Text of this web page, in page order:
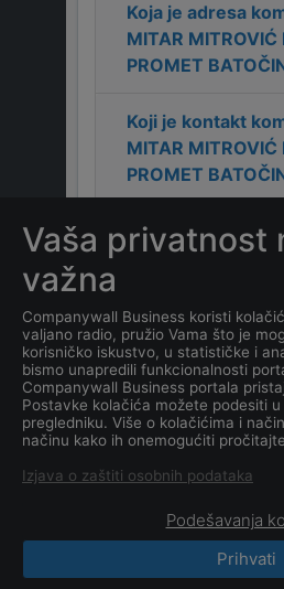
Koja je adresa
MITAR MITROVIĆ
PROMET
Koji je kontakt
MITAR MITROVIĆ
PROMET
Koliko ima
kompanija MITAR
BATOČINA?
Koji je datum
kompanijeMITAR
PR MITAR-
BATOČINA ?
CompanyWall Business ©
korišćenja |
Vaša privatnost
važna
Companywall Business koristi
valjano radio, pružio Vama što je
korisničko iskustvo, u statističke i
bismo unapredili funkcionalnosti
Companywall Business portala
Postavke kolačića možete podesiti
pregledniku. Više o kolačićima i
načinu kako ih onemogućiti
Izjava o zaštiti osobnih podataka
Podešavanja
Prihvati